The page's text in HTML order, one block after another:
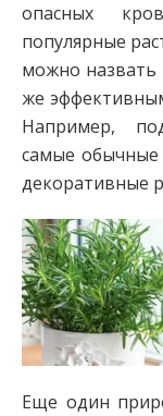
опасных
популярные
можно назвать
же
Например,
самые
декоративные
Еще один